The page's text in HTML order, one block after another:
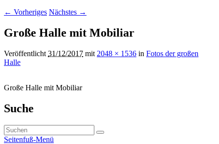
Bilder-
← Vorheriges Nächstes →
Große Halle mit Mobiliar
Veröffentlicht 31/12/2017 mit 2048 × 1536 in Fotos der großen
Halle
Große Halle mit Mobiliar
Primärer
Widgetbereich
Suche
Suchen
nach:
Suchen
Seitenfuß-Menü